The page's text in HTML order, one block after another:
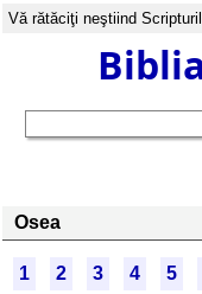
Vă rătăciţi neştiind
Osea
1 2 3 4 5